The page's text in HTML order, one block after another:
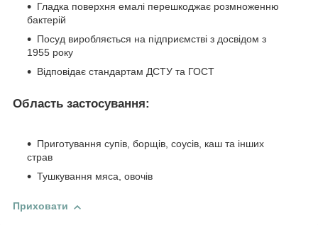
Гладка поверхня емалі перешкоджає розмноженню
бактерій
Посуд виробляється на підприємстві з досвідом з
1955 року
Відповідає стандартам ДСТУ та ГОСТ
Область застосування:
Приготування супів, борщів, соусів, каш та інших
страв
Тушкування мяса, овочів
Приховати